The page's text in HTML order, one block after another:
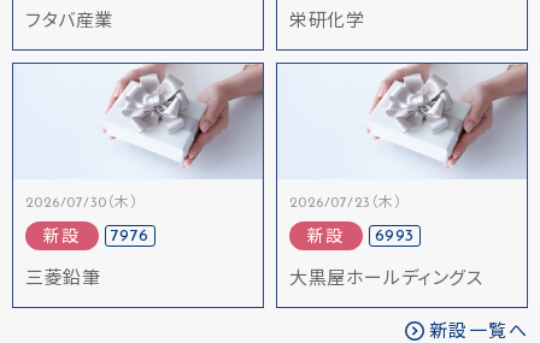
フタバ産業 栄研化学
2026/07/30（木）
新設 7976
三菱鉛筆
2026/07/23（木）
新設 6993
大黒屋ホールディングス
新設一覧へ